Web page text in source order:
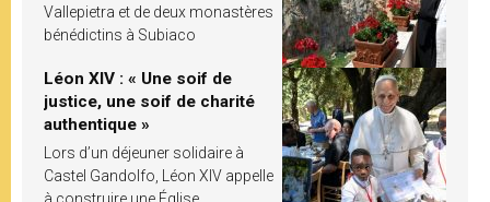
Vallepietra et de deux monastères
bénédictins à Subiaco
Léon XIV : « Une soif de
justice, une soif de charité
authentique »
Lors d’un déjeuner solidaire à
Castel Gandolfo, Léon XIV appelle
à construire une Église